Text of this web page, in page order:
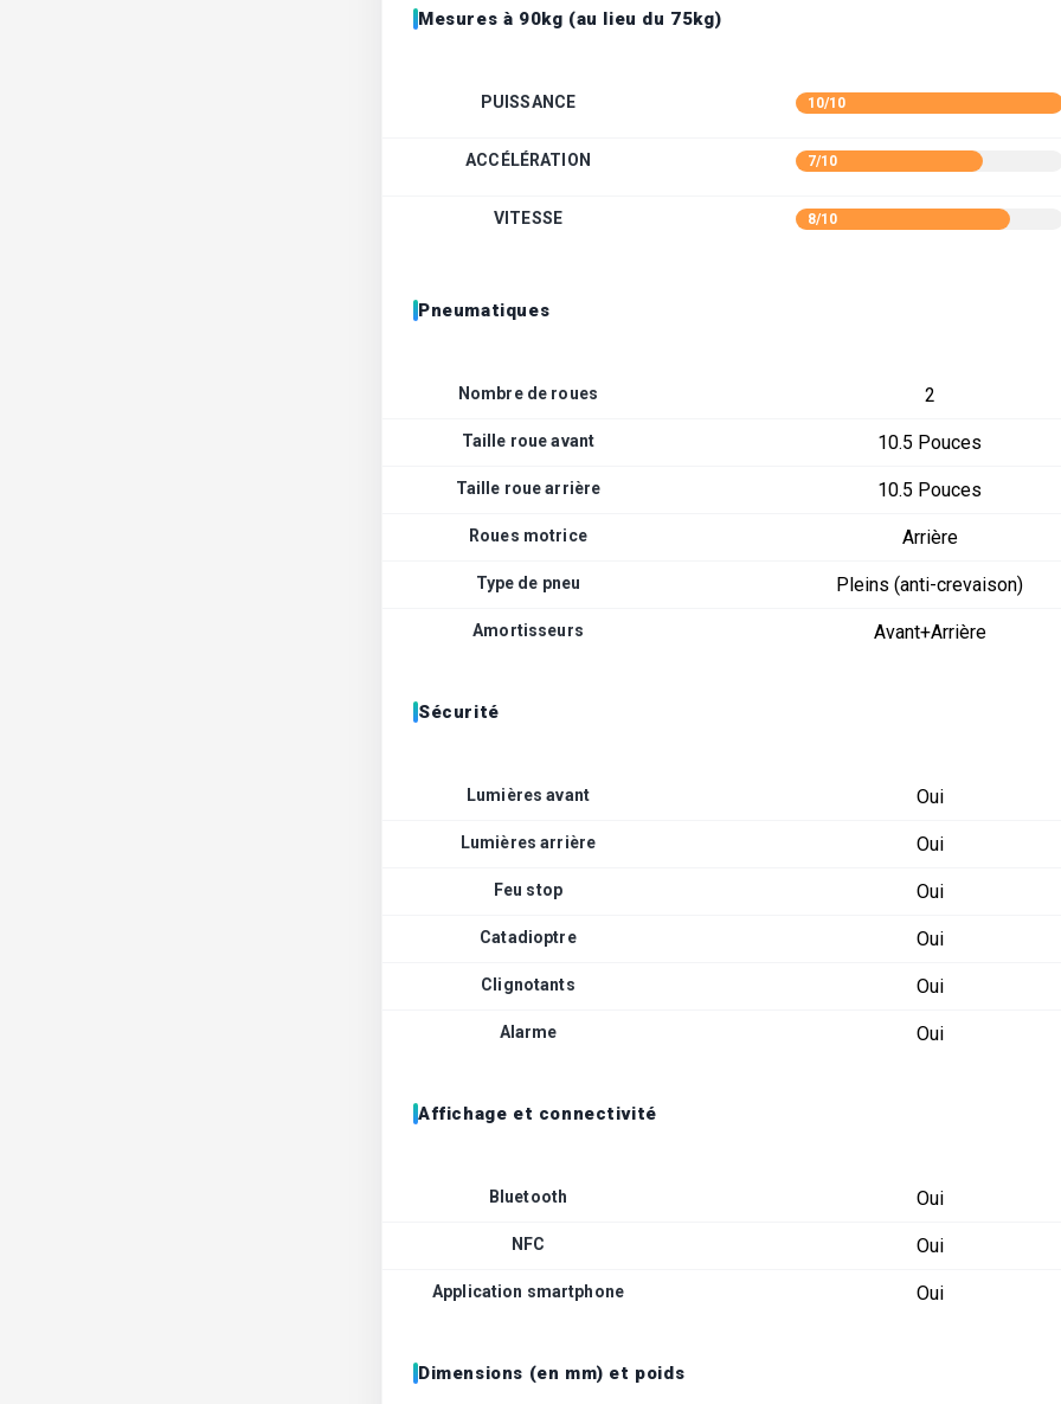
Mesures à 90kg (au lieu du 75kg)
PUISSANCE 10/10
ACCÉLÉRATION 7/10
VITESSE 8/10
Pneumatiques
Nombre de roues 2
Taille roue avant 10.5 Pouces
Taille roue arrière 10.5 Pouces
Roues motrice Arrière
Type de pneu Pleins (anti-crevaison)
Amortisseurs Avant+Arrière
Sécurité
Lumières avant Oui
Lumières arrière Oui
Feu stop Oui
Catadioptre Oui
Clignotants Oui
Alarme Oui
Affichage et connectivité
Bluetooth Oui
NFC Oui
Application smartphone Oui
Dimensions (en mm) et poids